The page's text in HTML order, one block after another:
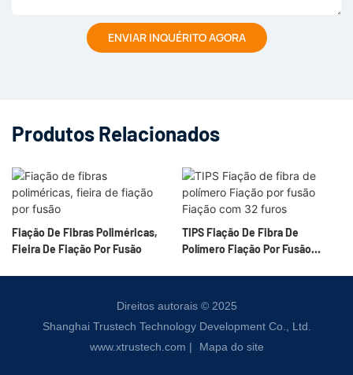
ENVIAR INQUÉRITO AGORA
Produtos Relacionados
Fiação De Fibras Poliméricas,
Fieira De Fiação Por Fusão
TIPS Fiação De Fibra De
Polímero Fiação Por Fusão
Direitos autorais © 2025
Shanghai Trustech Technology Development Co., Ltd.
www.xtrustech.com | Mapa do site